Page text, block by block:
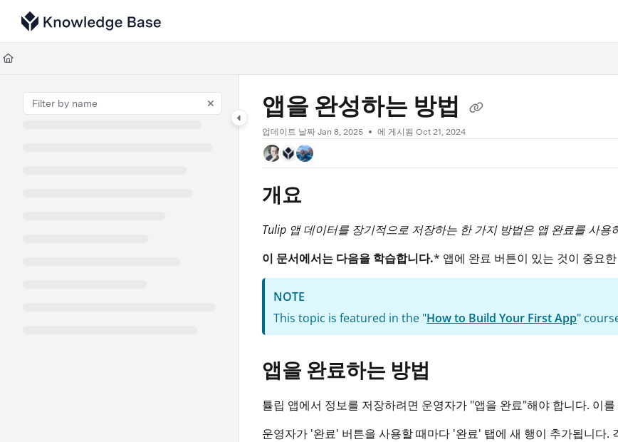
Documentation Index
Fetch the complete documentation index at:
Use this file to discover all available pages before exploring further.
앱을 완성하는 방법
업데이트 날짜 Jan 8, 2025 에 게시됨 Oct 21, 2024
개요
Tulip 앱 데이터를 장기적으로 저장하는 한 가지 방법은 앱 완료를 사
이 문서에서는 다음을 학습합니다.* 앱에 완료 버튼이 있는 것이 중요
NOTE
This topic is featured in the "How to Build Your First App"
앱을 완료하는 방법
튤립 앱에서 정보를 저장하려면 운영자가 "앱을 완료"해야 합니다. 이
운영자가 '완료' 버튼을 사용할 때마다 '완료' 탭에 새 행이 추가됩니다.